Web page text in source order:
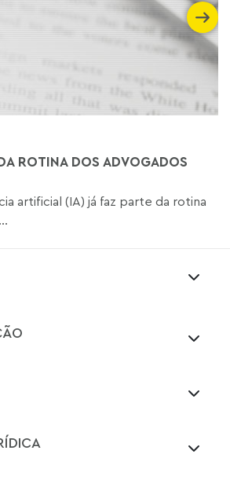
ROTINA DOS ADVOGADOS
artificial (IA) já faz parte da rotina